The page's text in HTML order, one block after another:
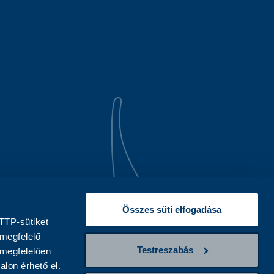
sütiket
érhető el.
Összes süti elfogadása
Testreszabás